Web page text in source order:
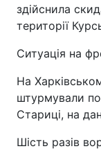
здійснила
території
Ситуація на
На
штурмували
Стариці, на
Шість разів